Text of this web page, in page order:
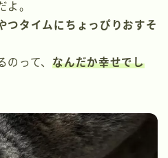
よ。
つタイムにちょっぴりおすそ
のって、なんだか幸せでし